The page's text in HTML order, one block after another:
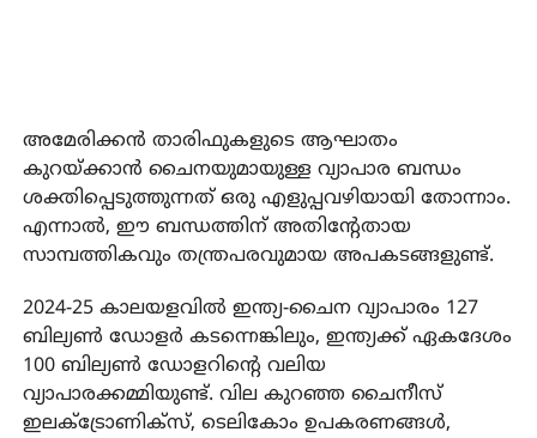
അമേരിക്കൻ താരിഫുകളുടെ ആഘാതം
കുറയ്ക്കാൻ ചൈനയുമായുള്ള വ്യാപാര ബന്ധം
ശക്തിപ്പെടുത്തുന്നത് ഒരു എളുപ്പവഴിയായി തോന്നാം.
എന്നാൽ, ഈ ബന്ധത്തിന് അതിൻ്റേതായ
സാമ്പത്തികവും തന്ത്രപരവുമായ അപകടങ്ങളുണ്ട്.
2024-25 കാലയളവിൽ ഇന്ത്യ-ചൈന വ്യാപാരം 127
ബില്യൺ ഡോളർ കടന്നെങ്കിലും, ഇന്ത്യക്ക് ഏകദേശം
100 ബില്യൺ ഡോളറിൻ്റെ വലിയ
വ്യാപാരക്കമ്മിയുണ്ട്. വില കുറഞ്ഞ ചൈനീസ്
ഇലക്ട്രോണിക്സ്, ടെലികോം ഉപകരണങ്ങൾ,